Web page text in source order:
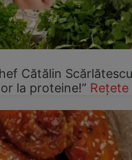
Cătălin
la proteine!” Rețete